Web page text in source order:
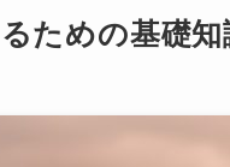
ための基礎知